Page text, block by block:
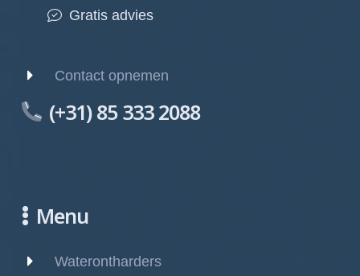
Gratis advies
Contact opnemen
(+31) 85 333 2088
Menu
Waterontharders